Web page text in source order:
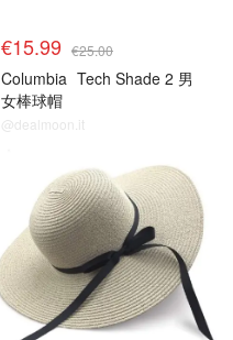
€15.99 €25.00
Columbia Tech Shade 2 男
女棒球帽
@dealmoon.it